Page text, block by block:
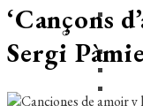
‘Cançons
Sergi